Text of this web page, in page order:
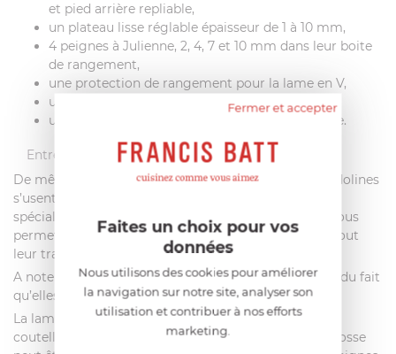
et pied arrière repliable,
un plateau lisse réglable épaisseur de 1 à 10 mm,
4 peignes à Julienne, 2, 4, 7 et 10 mm dans leur boite
de rangement,
une protection de rangement pour la lame en V,
un chariot pour légumes/fruits,
un poussoir protecteur à poignée ergonomique.
Entretien et nettoyage
De même que pour les couteaux, les lames des mandolines
s’usent au fil des utilisations. L’aiguiseur de Buyer
spécialement conçu pour les lames de mandolines vous
permettra de maintenir leur fil ou de leur redonner tout
leur tranchant.
A noter : Les lames en V ne peuvent être remplacées du fait
qu’elles sont directement intégrées au châssis.
La lame et les peignes sont en acier inoxydable de
coutellerie et doivent être nettoyés à la main. Une brosse
Fermer et accepter
Faites un choix pour vos
données
Nous utilisons des cookies pour améliorer
la navigation sur notre site, analyser son
utilisation et contribuer à nos efforts
marketing.